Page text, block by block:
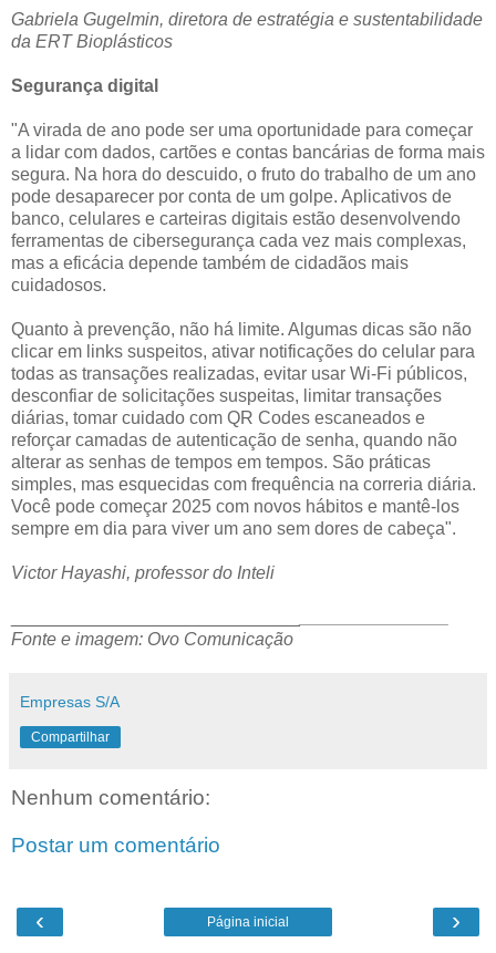
Gabriela Gugelmin, diretora de estratégia e sustentabilidade
da ERT Bioplásticos
Segurança digital
"A virada de ano pode ser uma oportunidade para começar
a lidar com dados, cartões e contas bancárias de forma mais
segura. Na hora do descuido, o fruto do trabalho de um ano
pode desaparecer por conta de um golpe. Aplicativos de
banco, celulares e carteiras digitais estão desenvolvendo
ferramentas de cibersegurança cada vez mais complexas,
mas a eficácia depende também de cidadãos mais
cuidadosos.
Quanto à prevenção, não há limite. Algumas dicas são não
clicar em links suspeitos, ativar notificações do celular para
todas as transações realizadas, evitar usar Wi-Fi públicos,
desconfiar de solicitações suspeitas, limitar transações
diárias, tomar cuidado com QR Codes escaneados e
reforçar camadas de autenticação de senha, quando não
alterar as senhas de tempos em tempos. São práticas
simples, mas esquecidas com frequência na correria diária.
Você pode começar 2025 com novos hábitos e mantê-los
sempre em dia para viver um ano sem dores de cabeça".
Victor Hayashi, professor do Inteli
Fonte e imagem: Ovo Comunicação
Empresas S/A
Compartilhar
Nenhum comentário:
Postar um comentário
‹ ›
Página inicial